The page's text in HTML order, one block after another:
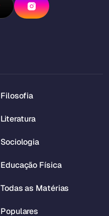
Filosofia
Literatura
Sociologia
Educação Física
Todas as Matérias
Populares